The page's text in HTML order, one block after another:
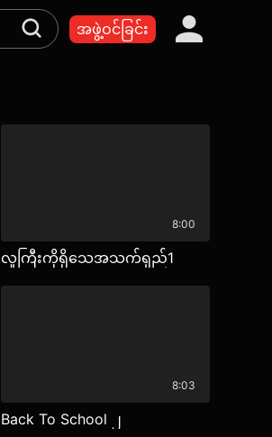
အဖွဲ့ဝင်ခြင်း
8:00
လူကြီးကိုရိုသေအသက်ရှည်1
8:03
Back To School ၂